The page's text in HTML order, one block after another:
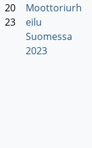
20
23
Moottoriurh
eilu
Suomessa
2023